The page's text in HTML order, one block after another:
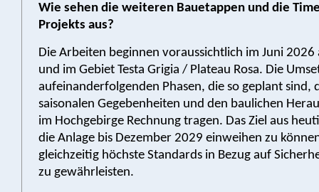
Wie sehen die weiteren Bauetappen und die
Projekts aus?
Die Arbeiten beginnen voraussichtlich im Juni 2026
und im Gebiet Testa Grigia / Plateau Rosa. Die
aufeinanderfolgenden Phasen, die so geplant sind,
saisonalen Gegebenheiten und den baulichen
im Hochgebirge Rechnung tragen. Das Ziel aus
die Anlage bis Dezember 2029 einweihen zu
gleichzeitig höchste Standards in Bezug auf
zu gewährleisten.